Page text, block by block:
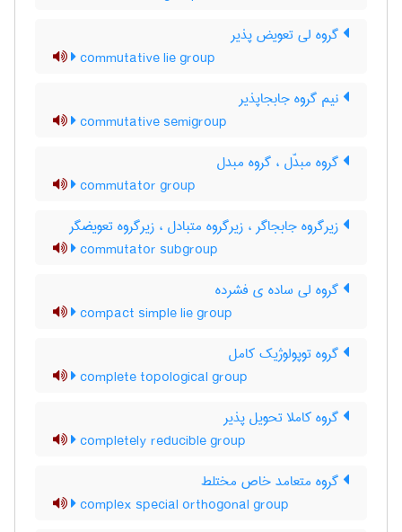
گروه لی تعویض پذیر
commutative lie group
نیم گروه جابجاپذیر
commutative semigroup
گروه مبدّل ، گروه مبدل
commutator group
زیرگروه جابجاگر ، زیرگروه متبادل ، زیرگروه تعویضگر
commutator subgroup
گروه لی ساده ی فشرده
compact simple lie group
گروه توپولوژیک کامل
complete topological group
گروه کاملا تحویل پذیر
completely reducible group
گروه متعامد خاص مختلط
complex special orthogonal group